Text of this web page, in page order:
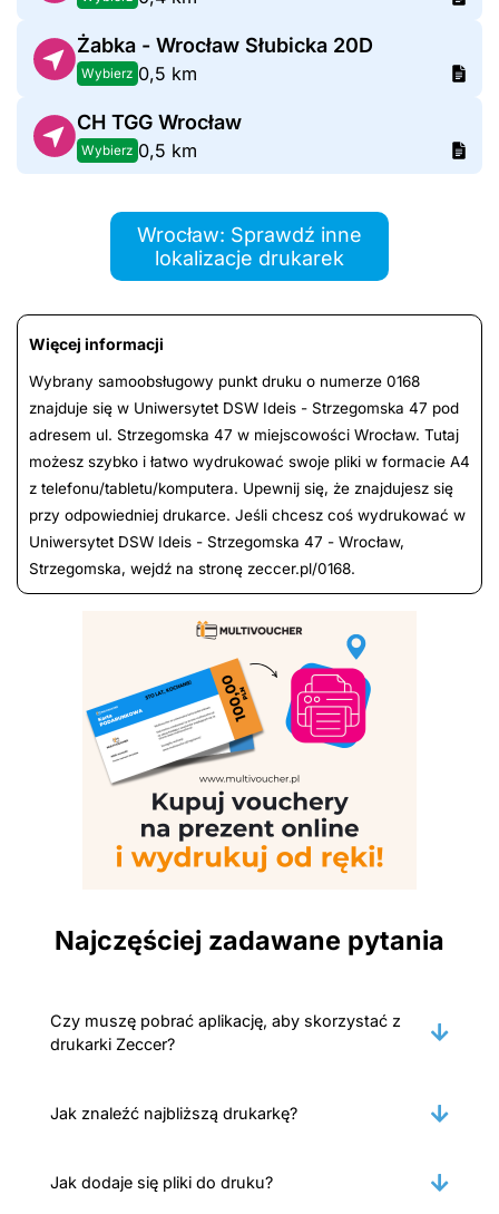
Żabka - Wrocław Słubicka 20D
Wybierz 0,5 km
CH TGG Wrocław
Wybierz 0,5 km
Wrocław: Sprawdź inne
lokalizacje drukarek
Więcej informacji
Wybrany samoobsługowy punkt druku o numerze 0168
znajduje się w Uniwersytet DSW Ideis - Strzegomska 47 pod
adresem ul. Strzegomska 47 w miejscowości Wrocław. Tutaj
możesz szybko i łatwo wydrukować swoje pliki w formacie A4
z telefonu/tabletu/komputera. Upewnij się, że znajdujesz się
przy odpowiedniej drukarce. Jeśli chcesz coś wydrukować w
Uniwersytet DSW Ideis - Strzegomska 47 - Wrocław,
Strzegomska, wejdź na stronę zeccer.pl/0168.
Najczęściej zadawane pytania
Czy muszę pobrać aplikację, aby skorzystać z
drukarki Zeccer?
Jak znaleźć najbliższą drukarkę?
Jak dodaje się pliki do druku?